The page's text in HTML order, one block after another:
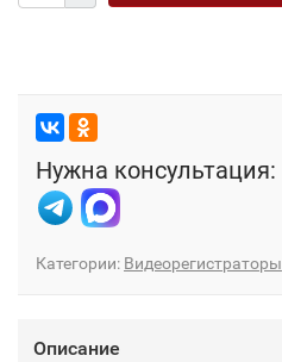
Нужна консультация:
Категории: Видеорегистраторы
Описание